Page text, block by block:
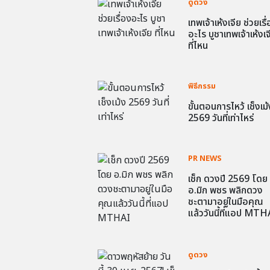
เทพเจ้าเห้งเจีย ช่วยเ
อะไร บูชาเทพเจ้าเห้งเ
ที่ไหน
พิธีกรรม
ขั้นตอนการไหว้ เช็งเ
2569 วันที่เท่าไหร่
PR NEWS
เช็ก ดวงปี 2569 โดย
อ.มิก พชร พลิกดวง
ชะตามาอยู่ในมือคุณ
แล้ววันนี้ที่แอป
ดูดวง